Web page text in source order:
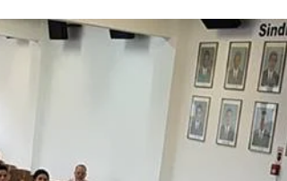
nesta sexta feira dia 22/03